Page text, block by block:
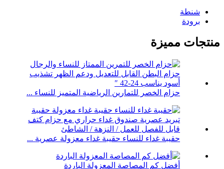
شنطة
برودة
منتجات مميزة
حزام الخصر للتمارين الرياضية المتميز للنساء ...
حقيبة غداء للنساء حقيبة غداء معزولة عصرية ...
أفضل كم المصاصة المعزولة الباردة